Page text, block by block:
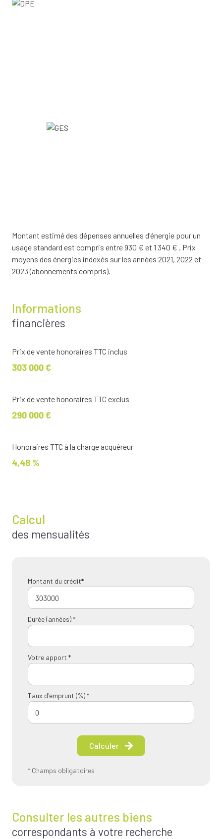
Montant estimé des dépenses annuelles d'énergie pour un
usage standard est compris entre 930 € et 1 340 € . Prix
moyens des énergies indexés sur les années 2021, 2022 et
2023 (abonnements compris).
Informations
financières
Prix de vente honoraires TTC inclus
303 000 €
Prix de vente honoraires TTC exclus
290 000 €
Honoraires TTC à la charge acquéreur
4,48 %
Calcul
des mensualités
Montant du crédit*
Durée (années) *
Votre apport *
Taux d'emprunt (%) *
Calculer
* Champs obligatoires
Consulter les autres biens
correspondants à votre recherche